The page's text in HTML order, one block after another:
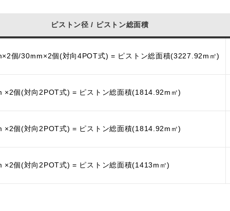
ピストン径 / ピストン総面積
個/30mm×2個(対向4POT式) = ピストン総面積(3227.92m㎡)
×2個(対向2POT式) = ピストン総面積(1814.92m㎡)
×2個(対向2POT式) = ピストン総面積(1814.92m㎡)
×2個(対向2POT式) = ピストン総面積(1413m㎡)